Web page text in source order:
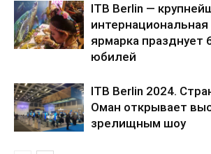
ITB Berlin —
интернациональная
ярмарка празднует
юбилей
ITB Berlin 2024.
Оман открывает
зрелищным шоу